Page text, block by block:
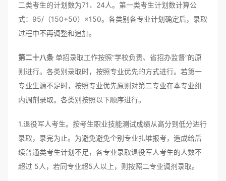
二类考生的计划数为71、24人。第一类考生计划数计算公
式：95/（150+50）×150。各类别各专业计划确定后，录取
过程中不再调整和追加。
第二十八条 单招录取工作按照“学校负责、省招办监督”的原
则进行。各类别录取时，按照专业优先的方式进行。若第一
专业生源不足时，按照专业优先原则对第二专业在本专业组
内调剂录取。各类别按照以下顺序进行。
1.退役军人考生。按考生职业技能测试成绩从高分到低分进行
录取，录完为止。为避免避免个别专业扎堆报考，造成给后
续普通类考生计划不足，各专业录取退役军人考生的人数不
超过 5人，若同专业超5人以上，则按照二专业调剂录取。